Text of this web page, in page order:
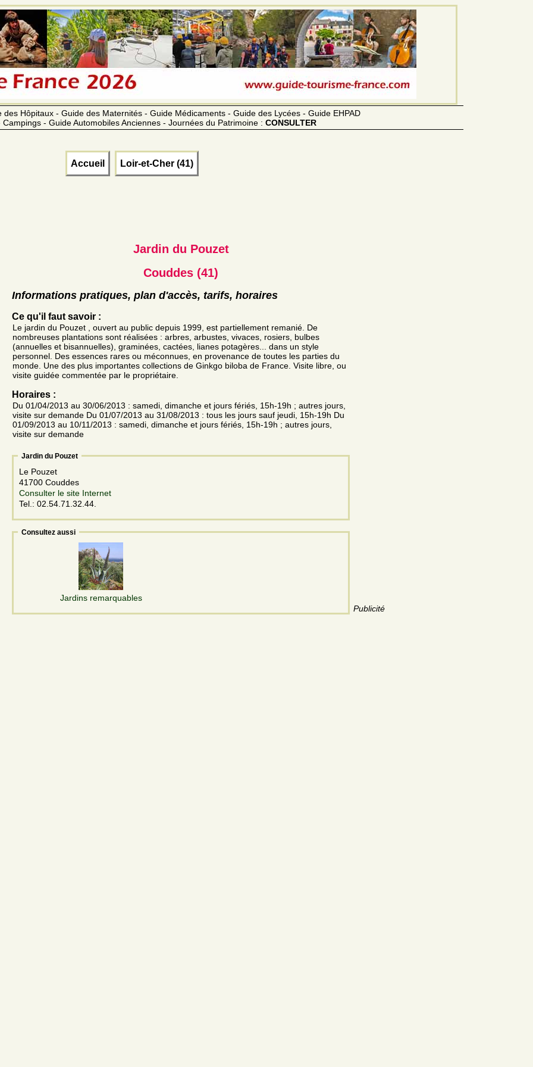
Hôpitaux - Guide des Maternités - Guide Médicaments - Guide des Lycées - Guide EHPAD
- Guide Automobiles Anciennes - Journées du Patrimoine : CONSULTER
Accueil Loir-et-Cher (41)
Publicité
Jardin du Pouzet
Couddes (41)
Informations pratiques, plan d'accès, tarifs, horaires
Ce qu'il faut savoir :
Le jardin du Pouzet , ouvert au public depuis 1999, est partiellement remanié. De
nombreuses plantations sont réalisées : arbres, arbustes, vivaces, rosiers, bulbes
(annuelles et bisannuelles), graminées, cactées, lianes potagères... dans un style
personnel. Des essences rares ou méconnues, en provenance de toutes les parties du
monde. Une des plus importantes collections de Ginkgo biloba de France. Visite libre, ou
visite guidée commentée par le propriétaire.
Horaires :
Du 01/04/2013 au 30/06/2013 : samedi, dimanche et jours fériés, 15h-19h ; autres jours,
visite sur demande Du 01/07/2013 au 31/08/2013 : tous les jours sauf jeudi, 15h-19h Du
01/09/2013 au 10/11/2013 : samedi, dimanche et jours fériés, 15h-19h ; autres jours,
visite sur demande
Jardin du Pouzet
Le Pouzet
41700 Couddes
Consulter le site Internet
Tel.: 02.54.71.32.44.
Consultez aussi
Jardins remarquables